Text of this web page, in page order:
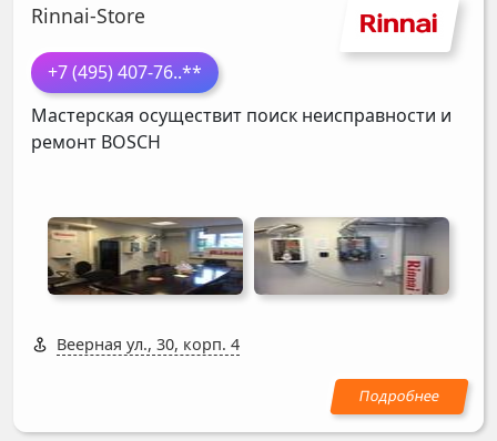
Rinnai-Store
+7 (495) 407-76..**
Мастерская осуществит поиск неисправности и
ремонт BOSCH
Веерная ул., 30, корп. 4